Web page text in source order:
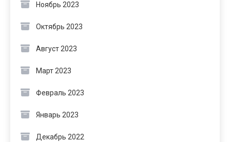
Ноябрь 2023
Октябрь 2023
Август 2023
Март 2023
Февраль 2023
Январь 2023
Декабрь 2022